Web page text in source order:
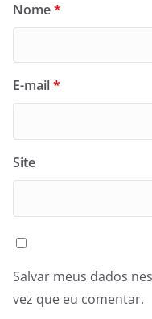
Nome*
E-mail*
Site
Salvar meus dados
vez que eu comentar.